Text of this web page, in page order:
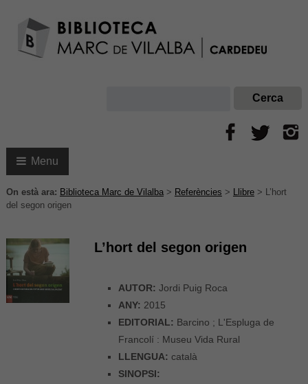
Menu
On està ara: Biblioteca Marc de Vilalba> Referències > Llibre> L’hort
del segon origen
L’hort del segon origen
AUTOR: Jordi Puig Roca
ANY: 2015
EDITORIAL: Barcino ; L'Espluga de
Francolí : Museu Vida Rural
LLENGUA: català
SINOPSI: